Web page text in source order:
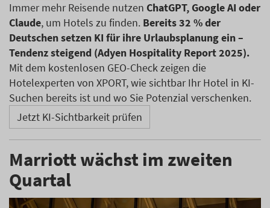
Immer mehr Reisende nutzen ChatGPT, Google AI oder
Claude, um Hotels zu finden. Bereits 32 % der
Deutschen setzen KI für ihre Urlaubsplanung ein –
Tendenz steigend (Adyen Hospitality Report 2025).
Mit dem kostenlosen GEO-Check zeigen die
Hotelexperten von XPORT, wie sichtbar Ihr Hotel in KI-
Suchen bereits ist und wo Sie Potenzial verschenken.
Jetzt KI-Sichtbarkeit prüfen
Marriott wächst im zweiten
Quartal